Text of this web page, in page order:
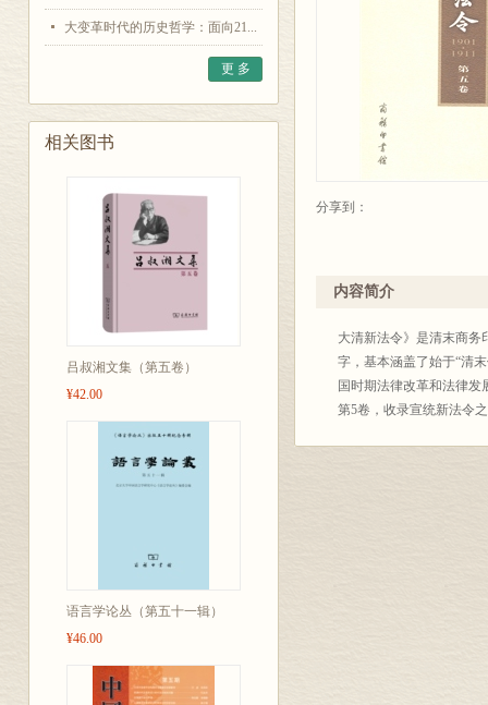
大变革时代的历史哲学：面向21...
更 多
相关图书
吕叔湘文集（第五卷）
¥42.00
语言学论丛（第五十一辑）
¥46.00
分享到：
内容简介
大清新法令》是清末商务
字，基本涵盖了始于“清
国时期法律改革和法律
第5卷，收录宣统新法令